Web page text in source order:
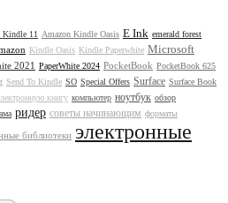
Kindle 11 Amazon Kindle Oasis E Ink emerald forest
Kindle Oasis Kindle Paperwhite Microsoft
2021 PaperWhite 2024 PocketBook PocketBook 625
Send To Kindle SO Special Offers Surface Surface Book
книгу компьютер ноутбук обзор
ридер советы начинающим форматы
библиотеки электронные